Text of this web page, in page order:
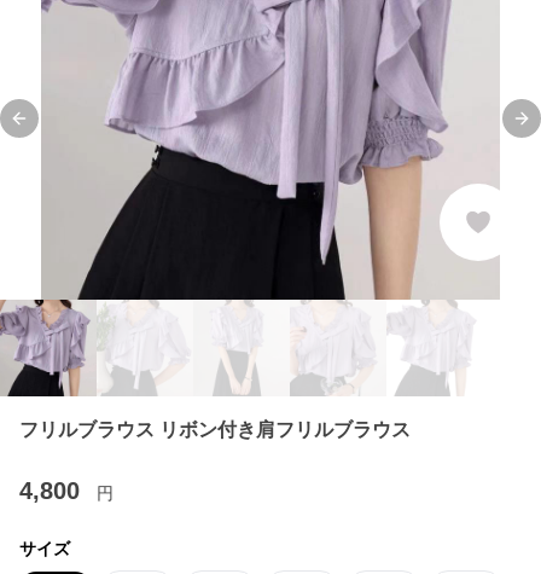
Previous slide
フリルブラウス リボン付き肩フリルブラウス
4,800 円
サイズ